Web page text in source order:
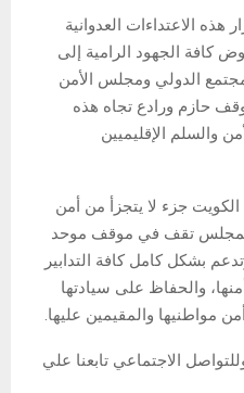
هذه الاعتداءات العدوانية
كافة الجهود الرامية إلى
الدولي ومجلس الأمن
حازم ورادع تجاه هذه
والسلم الإقليميين
جزء لا يتجزأ من أمن
تقف في موقف موحد
بشكل كامل كافة التدابير
والحفاظ على سيادتها
مواطنيها والمقيمين عليها.
الاجتماعي تابعنا علي